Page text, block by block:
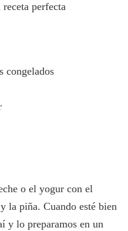
receta perfecta
congelados
o el yogur con el
la piña. Cuando esté bien
y lo preparamos en un